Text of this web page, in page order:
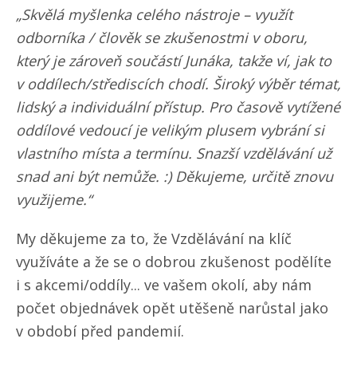
„Skvělá myšlenka celého nástroje – využít
odborníka / člověk se zkušenostmi v oboru,
který je zároveň součástí Junáka, takže ví, jak to
v oddílech/​střediscích chodí. Široký výběr témat,
lidský a individuální přístup. Pro časově vytížené
oddílové vedoucí je velikým plusem vybrání si
vlastního místa a termínu. Snazší vzdělávání už
snad ani být nemůže. :) Děkujeme, určitě znovu
využijeme.“
My děkujeme za to, že Vzdělávání na klíč
využíváte a že se o dobrou zkušenost podělíte
i s akcemi/​oddíly... ve vašem okolí, aby nám
počet objednávek opět utěšeně narůstal jako
v období před pandemií.